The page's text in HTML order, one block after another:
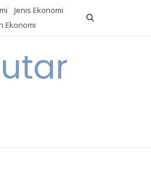
Jenis Ekonomi
Ekonomi